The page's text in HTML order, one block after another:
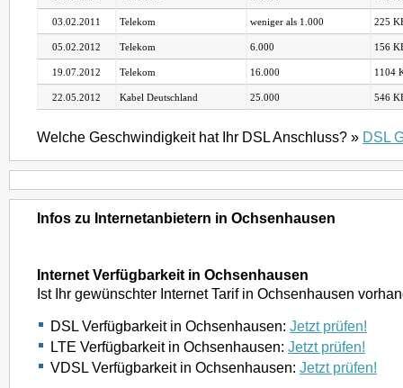
03.02.2011 Telekom weniger als 1.000 225
05.02.2012 Telekom 6.000 156
19.07.2012 Telekom 16.000 1104
22.05.2012 Kabel Deutschland 25.000 546
Welche Geschwindigkeit hat Ihr DSL Anschluss? » DSL
Infos zu Internetanbietern in Ochsenhausen
Internet Verfügbarkeit in Ochsenhausen
Ist Ihr gewünschter Internet Tarif in Ochsenhausen
DSL Verfügbarkeit in Ochsenhausen: Jetzt prüfen!
LTE Verfügbarkeit in Ochsenhausen: Jetzt prüfen!
VDSL Verfügbarkeit in Ochsenhausen: Jetzt prüfen!